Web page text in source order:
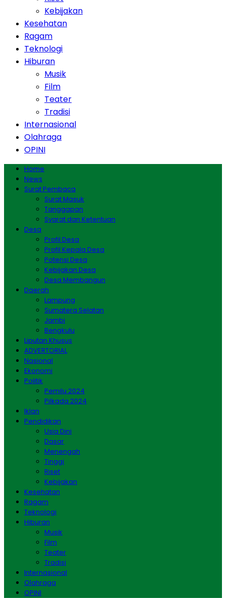
Kebijakan
Kesehatan
Ragam
Teknologi
Hiburan
Musik
Film
Teater
Tradisi
Internasional
Olahraga
OPINI
Home
News
Surat Pembaca
Surat Masuk
Tanggapan
Syarat dan Ketentuan
Desa
Profil Desa
Profil Kepala Desa
Potensi Desa
Kebijakan Desa
Desa Membangun
Daerah
Lampung
Sumatera Selatan
Jambi
Bengkulu
Liputan Khusus
ADVERTORIAL
Nasional
Ekonomi
Politik
Pemilu 2024
Pilkada 2024
Iklan
Pendidikan
Usia Dini
Dasar
Menengah
Tinggi
Riset
Kebijakan
Kesehatan
Ragam
Teknologi
Hiburan
Musik
Film
Teater
Tradisi
Internasional
Olahraga
OPINI